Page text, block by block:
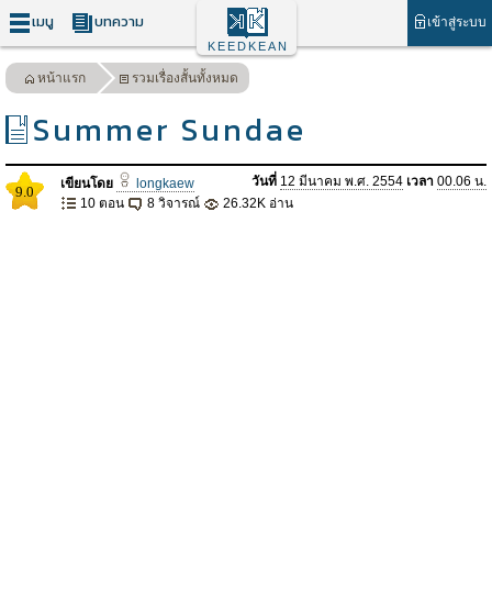
เมนู บทความ เข้าสู่ระบบ
KEEDKEAN
หน้าแรก รวมเรื่องสั้นทั้งหมด
Summer Sundae
9.0 เขียนโดย longkaew วันที่ 12 มีนาคม พ.ศ. 2554 เวลา 00.06 น.
10 ตอน
8 วิจารณ์ 26.32K อ่าน